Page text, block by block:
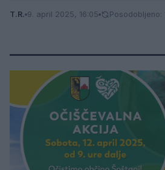
T.R. 9. april 2025, 16:05 Posodobljeno: